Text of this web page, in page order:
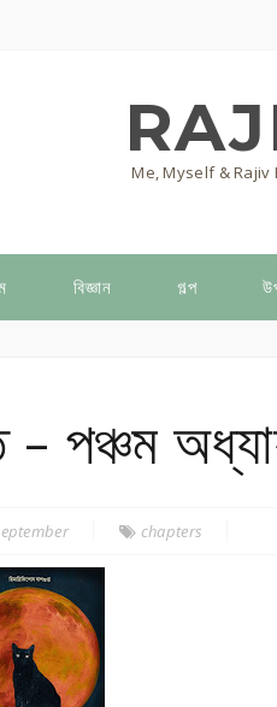
Me, Myself & Rajiv
বিজ্ঞান গল্প
- পঞ্চম
chapters